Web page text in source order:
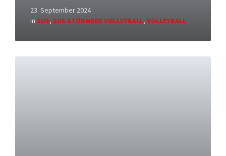
23. September 2024
in SUS, SUS STÖRMEDE VOLLEYBALL, VOLLEYBALL